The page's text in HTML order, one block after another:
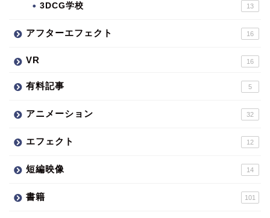
3DCG学校 13
アフターエフェクト 16
VR 16
有料記事 5
アニメーション 32
エフェクト 12
短編映像 14
書籍 101